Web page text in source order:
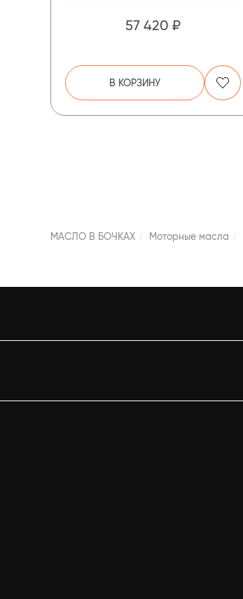
57 420 ₽
В КОРЗИНУ
МАСЛО В БОЧКАХ Моторные масла